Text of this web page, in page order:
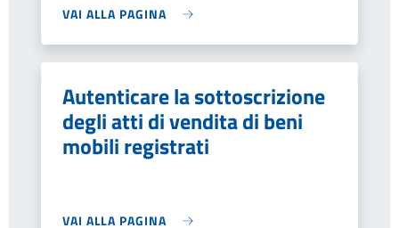
VAI ALLA PAGINA
Autenticare la sottoscrizione
degli atti di vendita di beni
mobili registrati
VAI ALLA PAGINA